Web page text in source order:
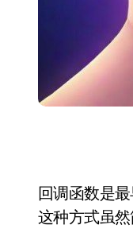
回调函数是
这种方式虽